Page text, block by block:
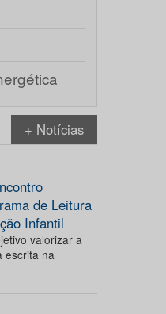
+ Notícias
de Leitura
Infantil
valorizar a
escrita na